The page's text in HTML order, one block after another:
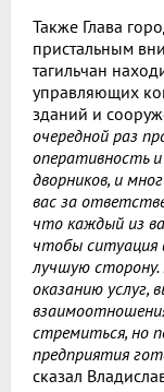
Также Глава
пристальным
тагильчан
управляющих
зданий и
очередной раз
оперативность и
дворников, и
вас за
что каждый из
чтобы ситуация
лучшую сторону.
оказанию
стремиться, но
предприятия
сказал